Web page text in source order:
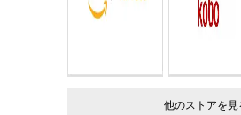
他のストア